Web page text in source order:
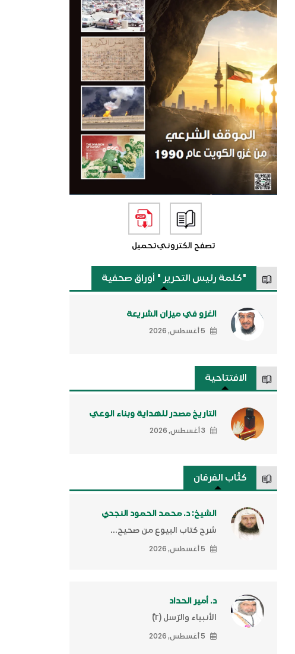
تصفح الكترونيتحميل
"كلمة رئيس التحرير " أوراق صحفية
الغزو في ميزان الشريعة
5 أغسطس, 2026
الافتتاحية
التاريخ مصدر للهداية وبناء الوعي
3 أغسطس, 2026
كتَّاب الفرقان
الشيخ: د. محمد الحمود النجدي
شرح كتاب البيوع من صحيح...
5 أغسطس, 2026
د. أمير الحداد
الأنبياء والرّسل (٢)ّ
5 أغسطس, 2026